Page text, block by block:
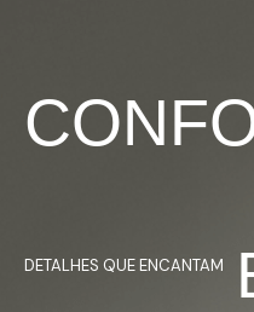
DETALHES QUE ENCANTAM